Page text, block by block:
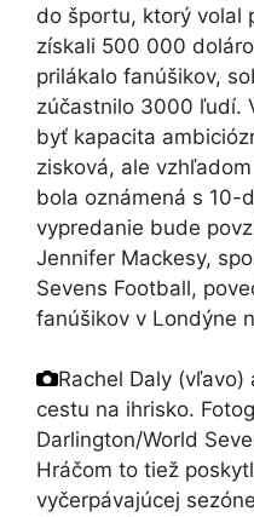
do športu, ktorý volal
získali 500 000
prilákalo fanúšikov,
zúčastnilo 3000 ľudí.
byť kapacita
zisková, ale
bola oznámená s 10-
vypredanie bude
Jennifer Mackesy,
Sevens Football,
fanúšikov v Londýne
Rachel Daly
cestu na ihrisko.
Darlington/World
Hráčom to tiež
vyčerpávajúcej